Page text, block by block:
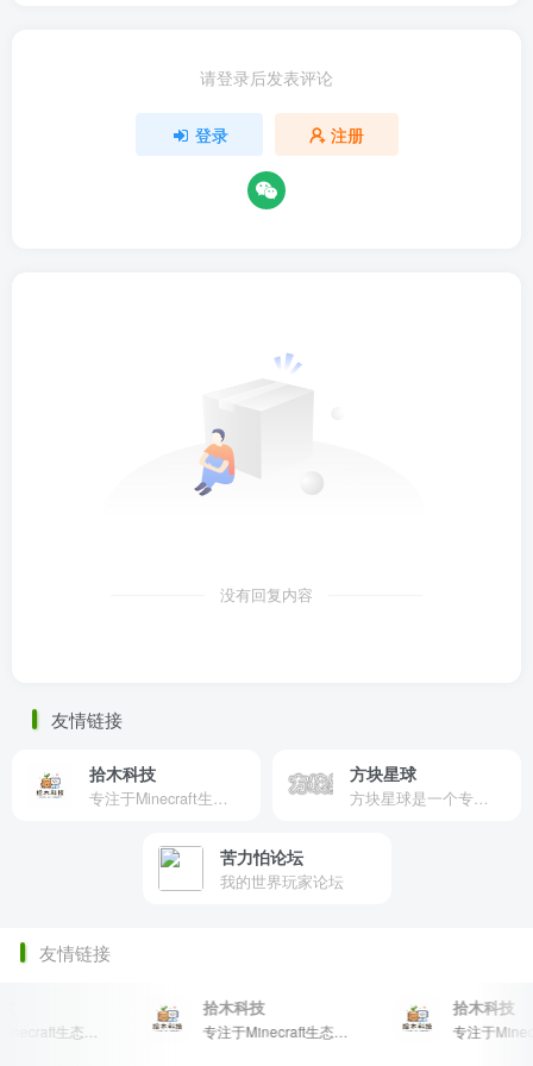
请登录后发表评论
登录 注册
没有回复内容
友情链接
拾木科技
专注于Minecraft生态建设
方块星球
方块星球是一个专注于我的世界的中文论坛，提供丰富的资源分享、玩家交流和创意展示，包括地图、皮肤、数据包等内容，打造Minecraft玩家的专属社区乐园！
苦力怕论坛
我的世界玩家论坛
友情链接
专注于Minecraft生态建设
拾木科技
专注于Minecraft生态建设
拾木科技